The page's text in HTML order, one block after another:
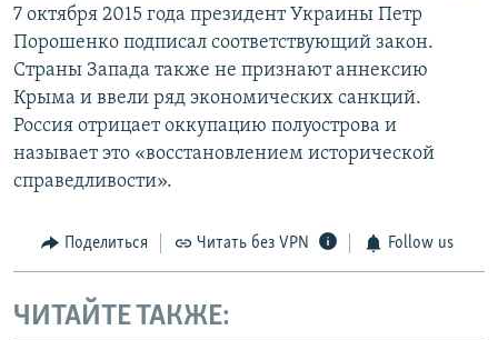
7 октября 2015 года президент Украины Петр
Порошенко подписал соответствующий закон.
Страны Запада также не признают аннексию
Крыма и ввели ряд экономических санкций.
Россия отрицает оккупацию полуострова и
называет это «восстановлением исторической
справедливости».
Поделиться Читать без VPN Follow us
ЧИТАЙТЕ ТАКЖЕ: